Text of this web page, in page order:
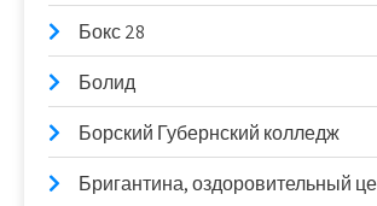
Бокс 28
Болид
Борский Губернский колледж
Бригантина, оздоровительный